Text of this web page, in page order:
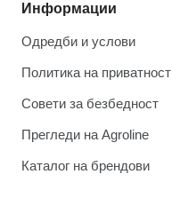
Информации
Одредби и услови
Политика на приватност
Совети за безбедност
Прегледи на Agroline
Каталог на брендови